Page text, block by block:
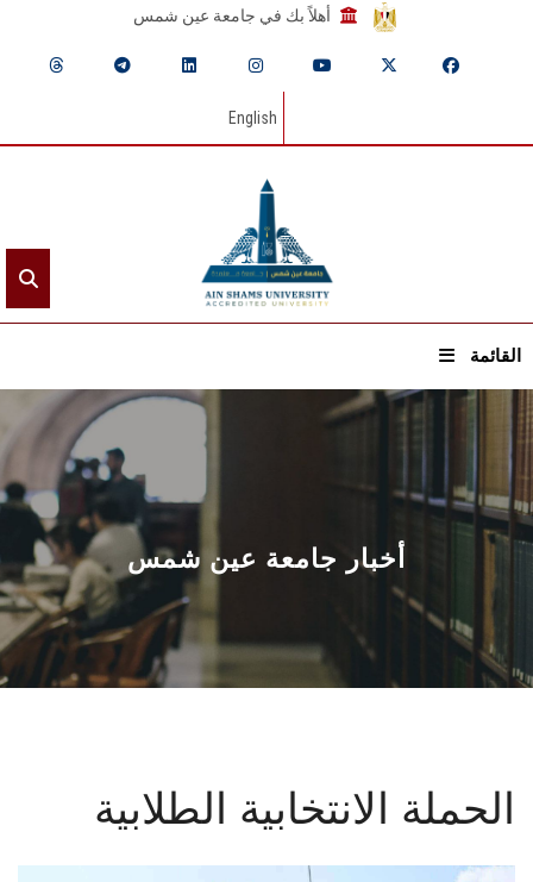
أهلاً بك في جامعة عين شمس
English
القائمة
الرئيسيـة
عن الجامعة
القطاعـات
الشئون الأكاديمية
البحث العلمي
المراكز والوحدات
أخبار جامعة عين شمس
الحملة الانتخابية الطلابية